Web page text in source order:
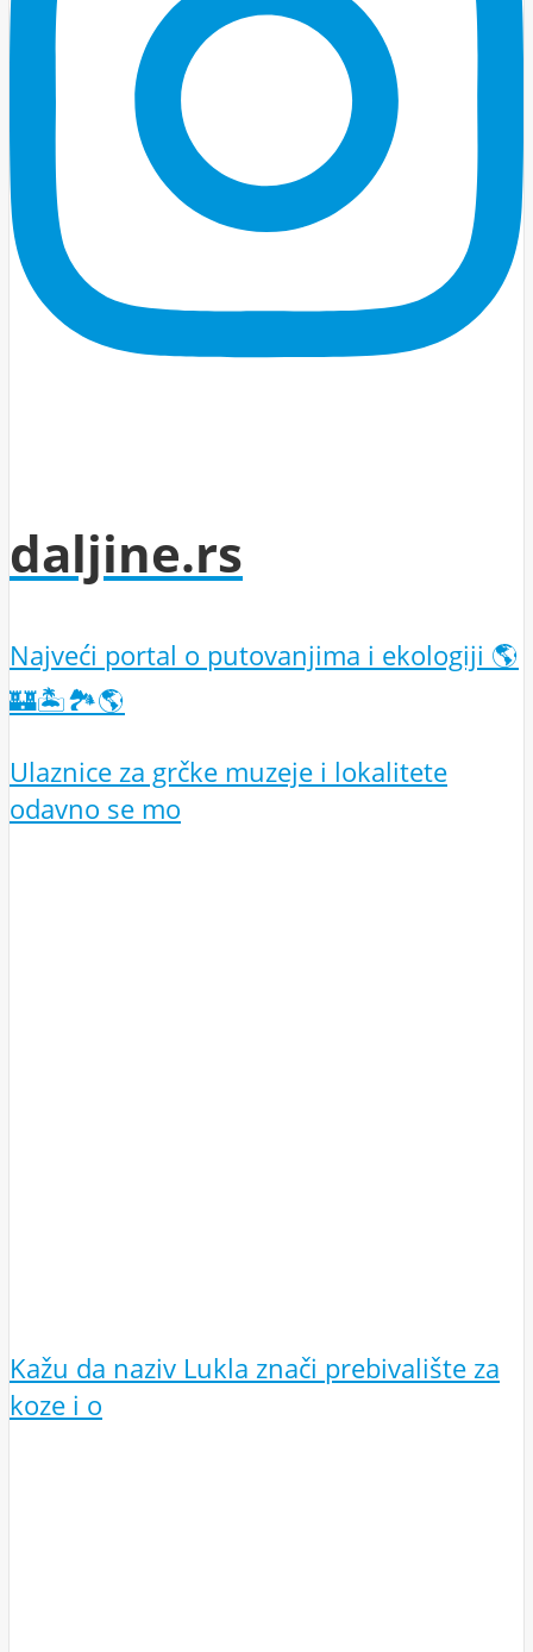
daljine.rs
Najveći portal o putovanjima i ekologiji 🌎
🏰🏝️🏞️🌎
Ulaznice za grčke muzeje i lokalitete
odavno se mo
Kažu da naziv Lukla znači prebivalište za
koze i o